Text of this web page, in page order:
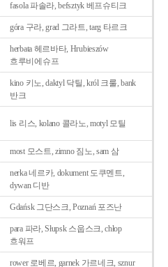
fasola 파솔라, befsztyk 베프슈티크
góra 구라, grad 그라트, targ 타르크
herbata 헤르바타, Hrubieszów
흐루비에슈프
kino 키노, daktyl 닥틸, król 크룰, bank
반크
lis 리스, kolano 콜라노, motyl 모틸
most 모스트, zimno 짐노, sam 삼
nerka 네르카, dokument 도쿠멘트,
dywan 디반
Gdańsk 그단스크, Poznań 포즈난
para 파라, Słupsk 스웁스크, chłop
흐워프
rower 로베르, garnek 가르네크, sznur